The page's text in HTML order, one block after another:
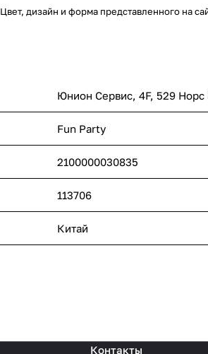
Цвет, дизайн и форма представленного на
Юнион Сервис, 4F, 529
Fun Party
2100000030835
113706
Китай
Контакты